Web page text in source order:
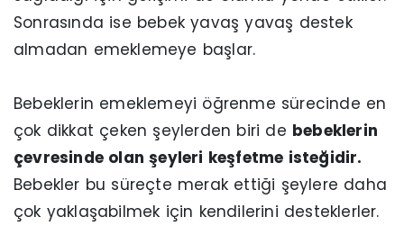
Sonrasında ise bebek yavaş yavaş destek
almadan emeklemeye başlar.
Bebeklerin emeklemeyi öğrenme sürecinde en
çok dikkat çeken şeylerden biri de bebeklerin
çevresinde olan şeyleri keşfetme isteğidir.
Bebekler bu süreçte merak ettiği şeylere daha
çok yaklaşabilmek için kendilerini desteklerler.